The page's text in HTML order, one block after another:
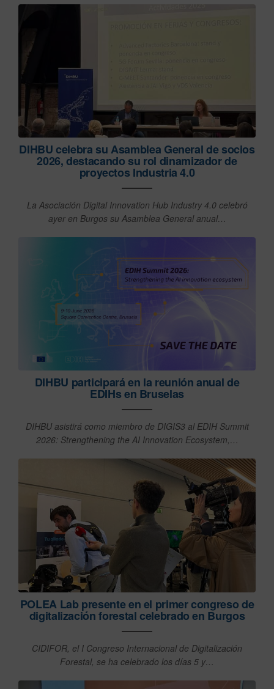
DIHBU celebra su Asamblea General de socios
2026, destacando su rol dinamizador de
proyectos Industria 4.0
La Asociación Digital Innovation Hub Industry 4.0 celebró
ayer en Burgos su Asamblea General anual…
DIHBU participará en la reunión anual de
EDIHs en Bruselas
DIHBU asistirá como miembro de DIGIS3 al EDIH Summit
2026: Strengthening the AI Innovation Ecosystem,…
POLEA Lab presente en el primer congreso de
digitalización forestal celebrado en Burgos
CIDIFOR, el I Congreso Internacional de Digitalización
Forestal, se ha celebrado los días 5 y…